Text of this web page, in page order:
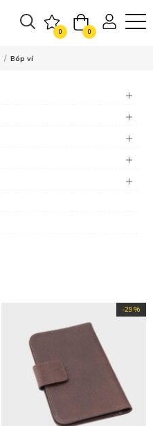
0 0
Bóp ví
-29%